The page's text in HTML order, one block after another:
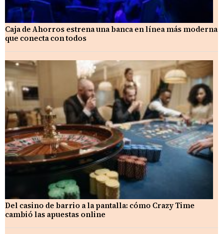
Caja de Ahorros estrena una banca en línea más moderna
que conecta con todos
Del casino de barrio a la pantalla: cómo Crazy Time
cambió las apuestas online